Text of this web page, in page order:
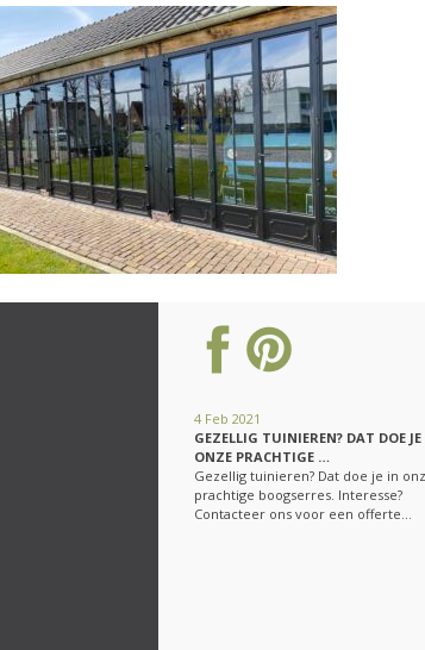
4 Feb 2021
GEZELLIG TUINIEREN? DAT DOE
ONZE PRACHTIGE …
Gezellig tuinieren? Dat doe je in
prachtige boogserres. Interesse?
Contacteer ons voor een offerte…